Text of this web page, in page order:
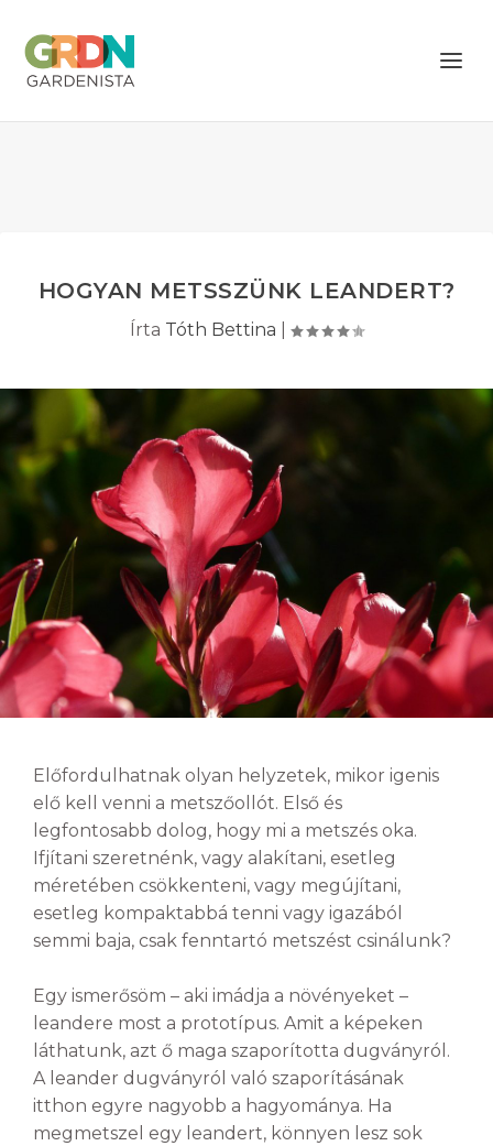
HOGYAN METSSZÜNK LEANDERT?
Írta Tóth Bettina
Előfordulhatnak olyan helyzetek, mikor igenis
elő kell venni a metszőollót. Első és
legfontosabb dolog, hogy mi a metszés oka.
Ifjítani szeretnénk, vagy alakítani, esetleg
méretében csökkenteni, vagy megújítani,
esetleg kompaktabbá tenni vagy igazából
semmi baja, csak fenntartó metszést csinálunk?
Egy ismerősöm – aki imádja a növényeket –
leandere most a prototípus. Amit a képeken
láthatunk, azt ő maga szaporította dugványról.
A leander dugványról való szaporításának
itthon egyre nagyobb a hagyománya. Ha
megmetszel egy leandert, könnyen lesz sok